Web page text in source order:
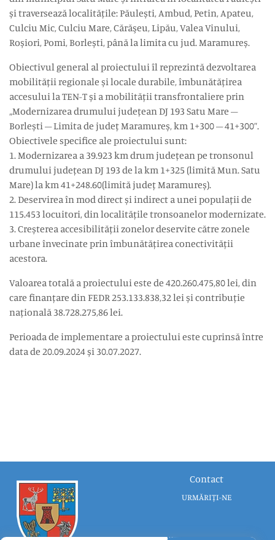
și traversează localitățile: Păulești, Ambud, Petin, Apateu,
Culciu Mic, Culciu Mare, Cărăşeu, Lipău, Valea Vinului,
Roșiori, Pomi, Borlești, până la limita cu jud. Maramureș.
Obiectivul general al proiectului îl reprezintă dezvoltarea
mobilității regionale și locale durabile, îmbunătățirea
accesului la TEN-T și a mobilității transfrontaliere prin
„Modernizarea drumului județean DJ 193 Satu Mare –
Borlești – Limita de județ Maramureș, km 1+300 – 41+300”.
Obiectivele specifice ale proiectului sunt:
1. Modernizarea a 39.923 km drum județean pe tronsonul
drumului județean DJ 193 de la km 1+325 (limită Mun. Satu
Mare) la km 41+248.60(limită județ Maramureș).
2. Deservirea în mod direct și indirect a unei populații de
115.453 locuitori, din localitățile tronsoanelor modernizate.
3. Creșterea accesibilității zonelor deservite către zonele
urbane învecinate prin îmbunătățirea conectivității
acestora.
Valoarea totală a proiectului este de 420.260.475,80 lei, din
care finanțare din FEDR 253.133.838,32 lei și contribuție
națională 38.728.275,86 lei.
Perioada de implementare a proiectului este cuprinsă între
data de 20.09.2024 și 30.07.2027.
Contact
URMĂRIȚI-NE